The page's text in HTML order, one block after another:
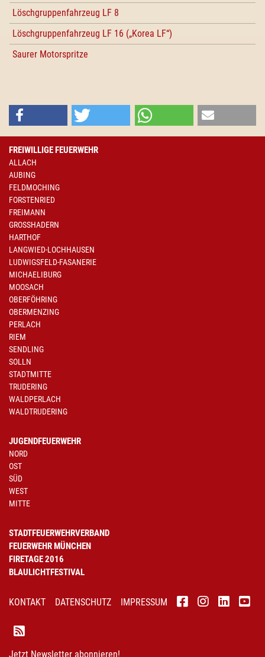
Löschgruppenfahrzeug LF 8
Löschgruppenfahrzeug LF 16 („Korea LF“)
Saurer Motorspritze
FREIWILLIGE FEUERWEHR
ALLACH
AUBING
FELDMOCHING
FORSTENRIED
FREIMANN
GROSSHADERN
HARTHOF
LANGWIED-LOCHHAUSEN
LUDWIGSFELD-FASANERIE
MICHAELIBURG
MOOSACH
OBERFÖHRING
OBERMENZING
PERLACH
RIEM
SENDLING
SOLLN
STADTMITTE
TRUDERING
WALDPERLACH
WALDTRUDERING
JUGENDFEUERWEHR
NORD
OST
SÜD
WEST
MITTE
STADTFEUERWEHRVERBAND
FEUERWEHR MÜNCHEN
FIRETAGE 2016
BLAULICHTFESTIVAL
KONTAKT DATENSCHUTZ IMPRESSUM
Jetzt Newsletter abonnieren!